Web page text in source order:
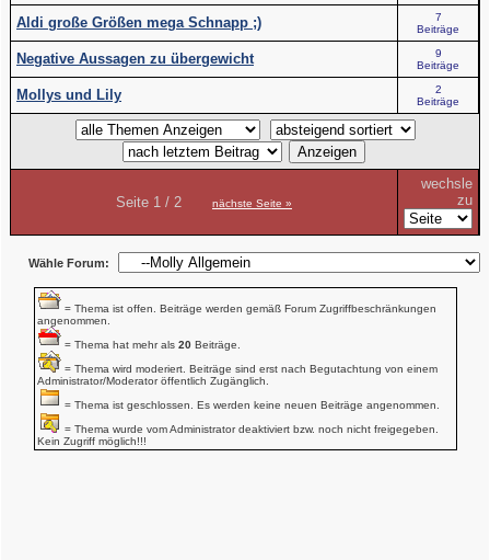
Aldi große Größen mega Schnapp ;)
7
Beiträge
Negative Aussagen zu übergewicht
9
Beiträge
Mollys und Lily
2
Beiträge
Seite 1 / 2 nächste Seite »
wechsle
zu
Wähle Forum:
= Thema ist offen. Beiträge werden gemäß Forum Zugriffbeschränkungen
angenommen.
= Thema hat mehr als 20Beiträge.
= Thema wird moderiert. Beiträge sind erst nach Begutachtung von einem
Administrator/Moderator öffentlich Zugänglich.
= Thema ist geschlossen. Es werden keine neuen Beiträge angenommen.
= Thema wurde vom Administrator deaktiviert bzw. noch nicht freigegeben.
Kein Zugriff möglich!!!